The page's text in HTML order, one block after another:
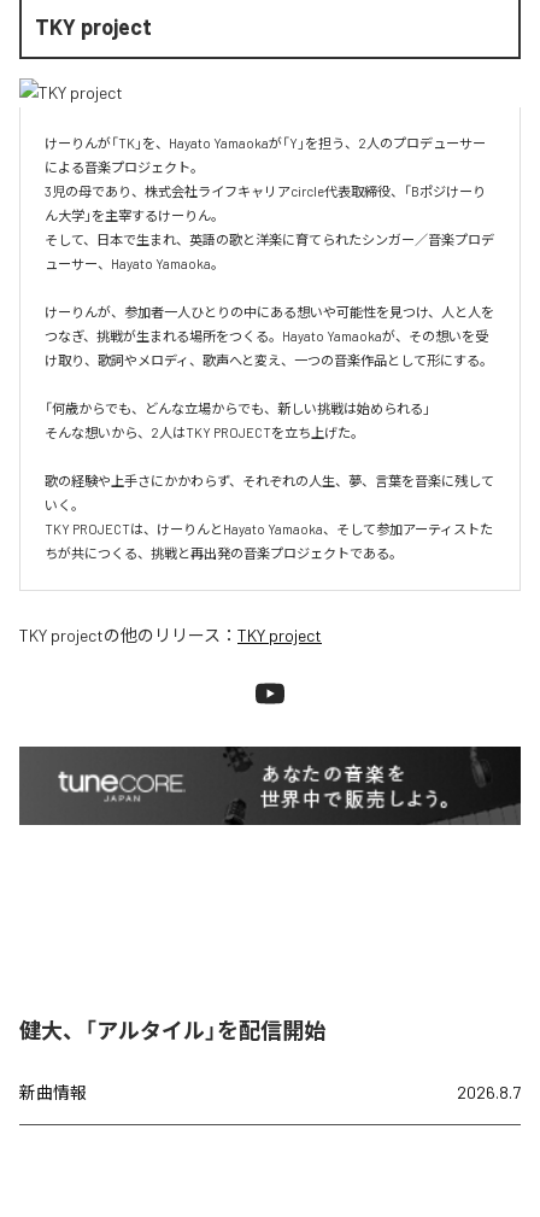
TKY project
けーりんが「TK」を、Hayato Yamaokaが「Y」を担う、2人のプロデューサー
による音楽プロジェクト。
3児の母であり、株式会社ライフキャリアcircle代表取締役、「Bポジけーり
ん大学」を主宰するけーりん。
そして、日本で生まれ、英語の歌と洋楽に育てられたシンガー／音楽プロデ
ューサー、Hayato Yamaoka。
けーりんが、参加者一人ひとりの中にある想いや可能性を見つけ、人と人を
つなぎ、挑戦が生まれる場所をつくる。Hayato Yamaokaが、その想いを受
け取り、歌詞やメロディ、歌声へと変え、一つの音楽作品として形にする。
「何歳からでも、どんな立場からでも、新しい挑戦は始められる」
そんな想いから、2人はTKY PROJECTを立ち上げた。
歌の経験や上手さにかかわらず、それぞれの人生、夢、言葉を音楽に残して
いく。
TKY PROJECTは、けーりんとHayato Yamaoka、そして参加アーティストた
ちが共につくる、挑戦と再出発の音楽プロジェクトである。
TKY projectの他のリリース： TKY project
健大、「アルタイル」を配信開始
新曲情報 2026.8.7